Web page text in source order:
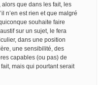
que dans les fait, les
n’en est rien et que malgré
souhaite faire
sur un sujet, le fera
dans une position
une sensibilité, des
capables (ou pas) de
mais qui pourtant serait